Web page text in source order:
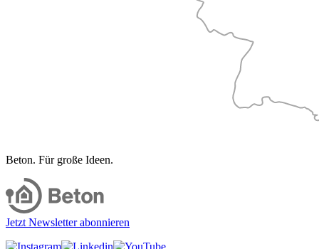
Beton. Für große Ideen.
Jetzt Newsletter abonnieren